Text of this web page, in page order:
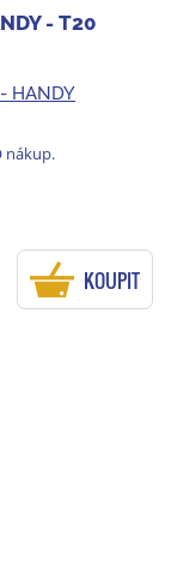
- T20
HANDY
nákup.
KOUPIT